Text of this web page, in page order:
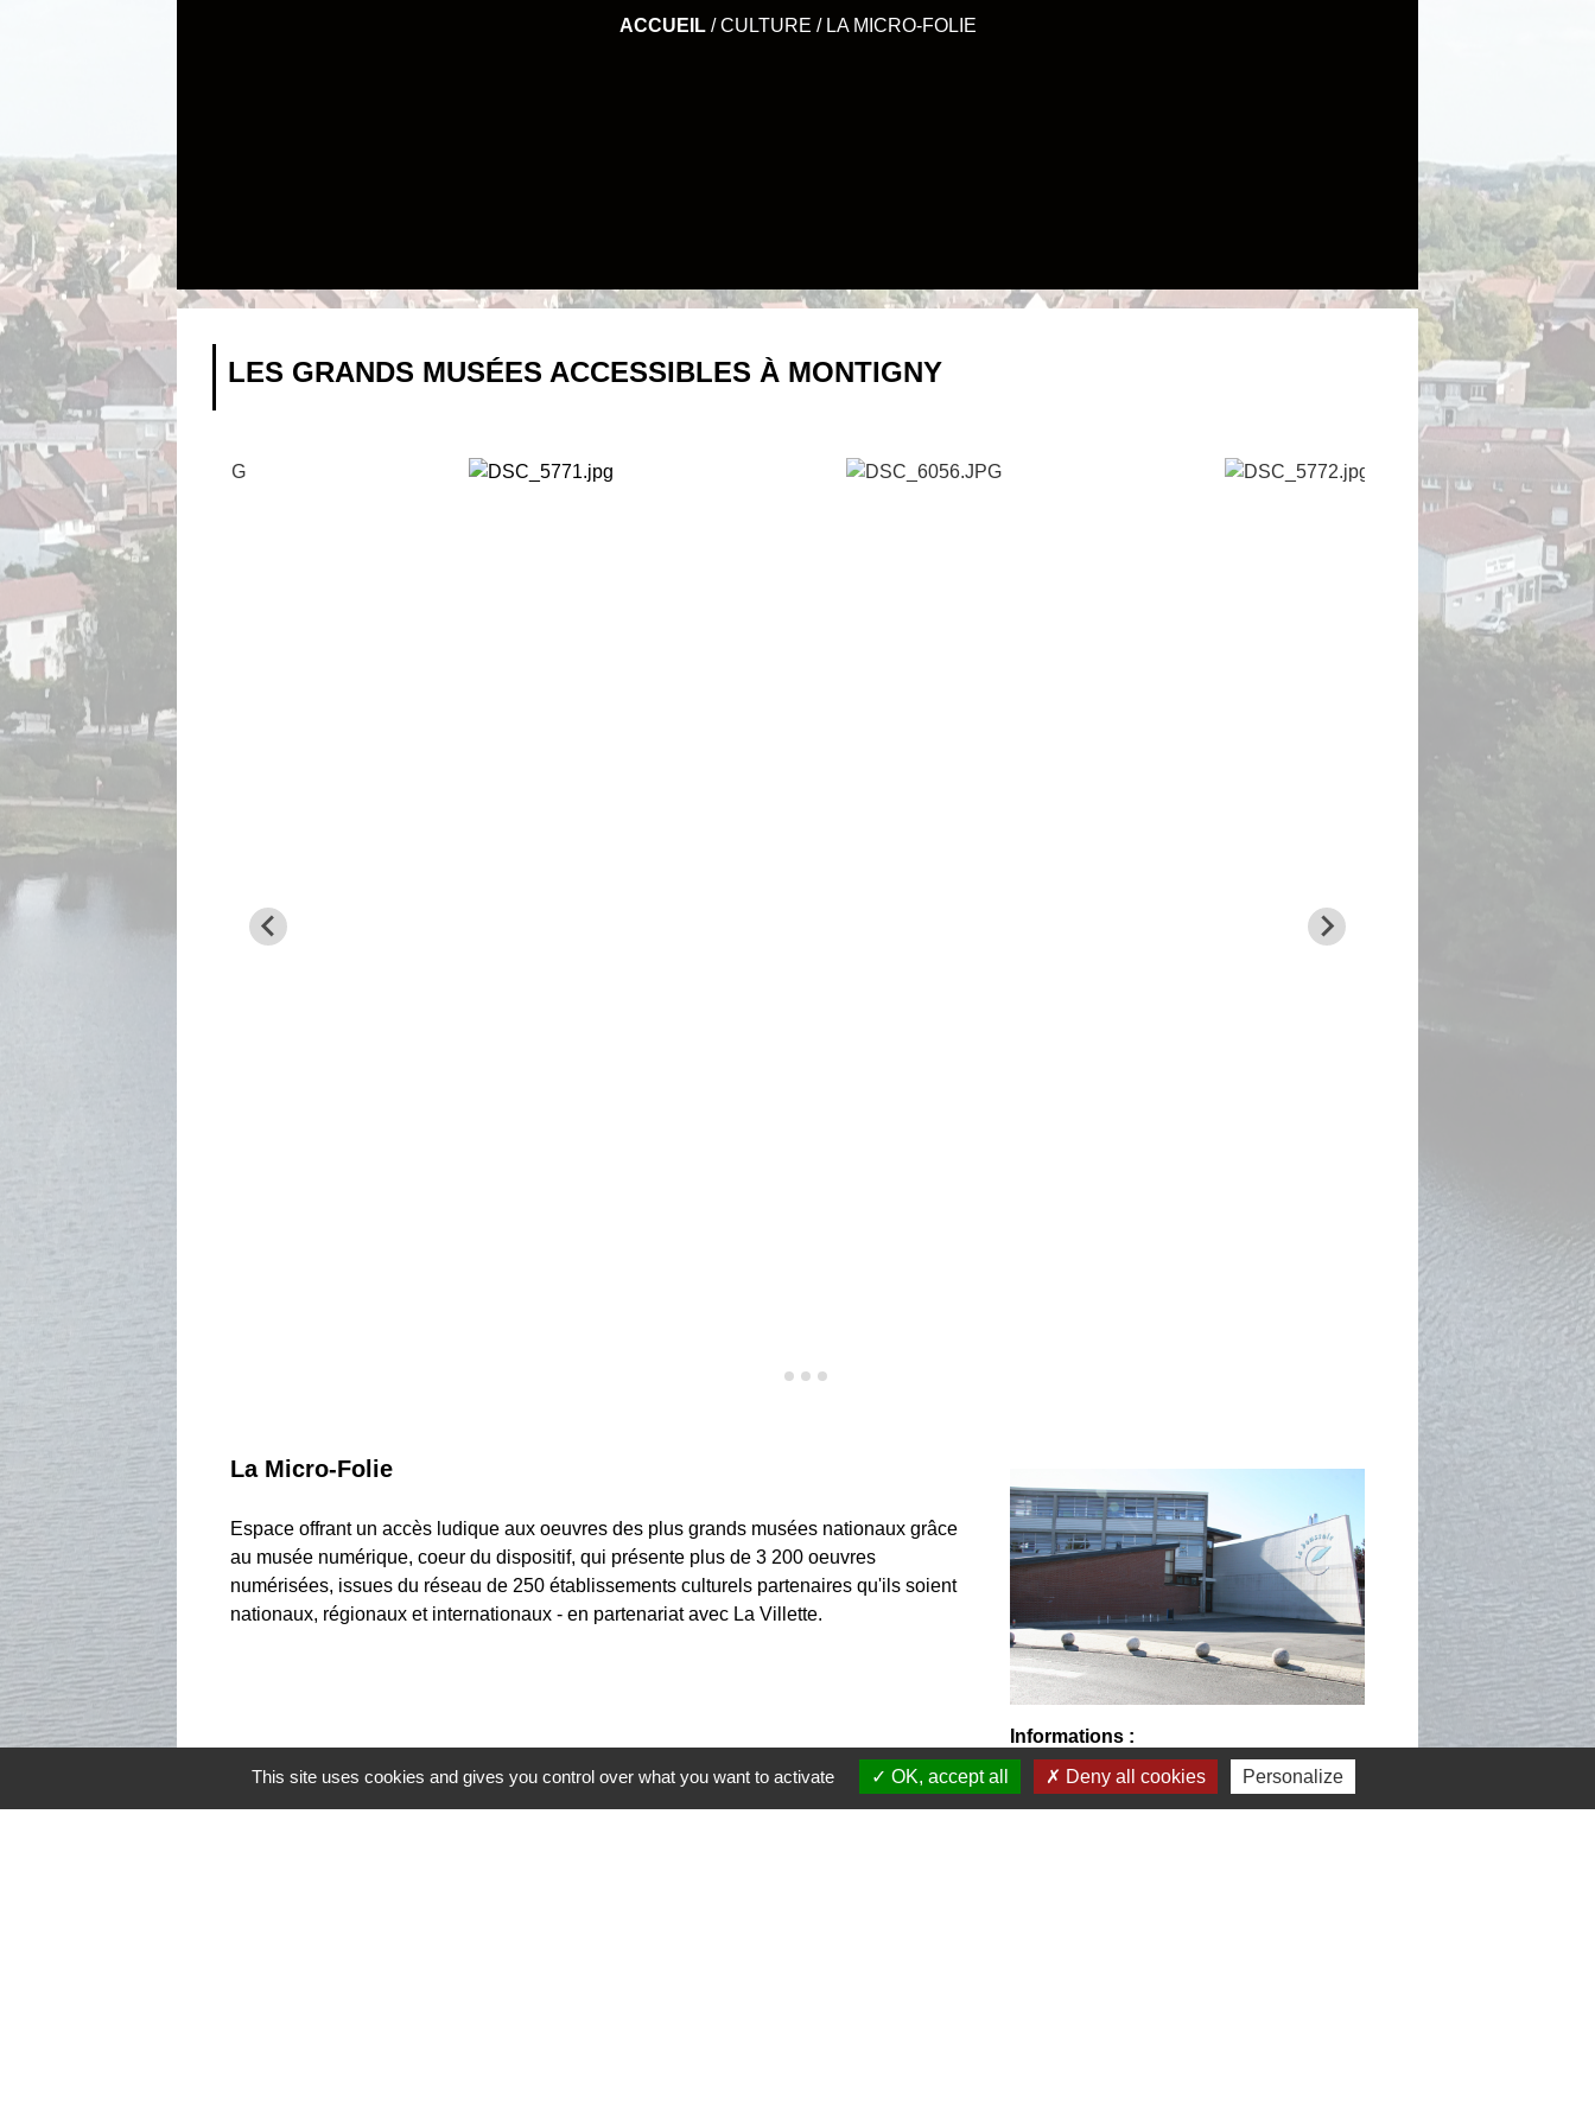
ACCUEIL/CULTURE / LA MICRO-FOLIE
LES GRANDS MUSÉES ACCESSIBLES À MONTIGNY
La Micro-Folie
Espace offrant un accès ludique aux oeuvres des plus grands musées nationaux grâce
au musée numérique, coeur du dispositif, qui présente plus de 3 200 oeuvres
numérisées, issues du réseau de 250 établissements culturels partenaires qu'ils soient
nationaux, régionaux et internationaux - en partenariat avec La Villette.
Informations :
Médiathèque La Boussole
Place de la Perche
This site uses cookies and gives you control over what you want to activate OK, accept all Deny all cookies Personalize